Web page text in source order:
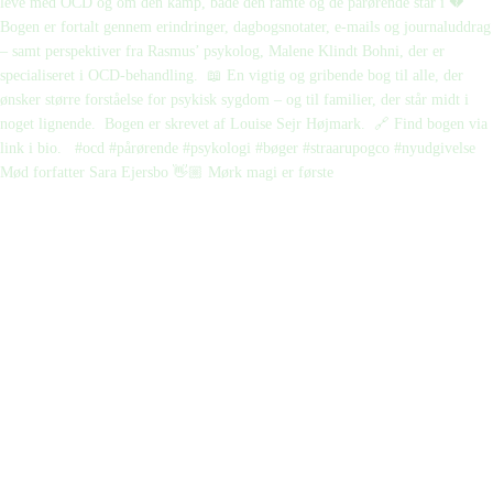
Mød forfatter Sara Ejersbo 👋🏼 Mørk magi er første